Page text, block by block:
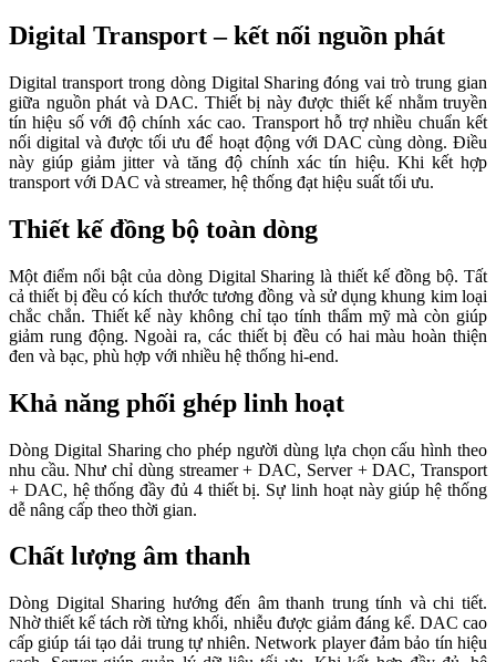
Digital Transport – kết nối nguồn phát
Digital transport trong dòng Digital Sharing đóng vai trò trung gian
giữa nguồn phát và DAC. Thiết bị này được thiết kế nhằm truyền
tín hiệu số với độ chính xác cao. Transport hỗ trợ nhiều chuẩn kết
nối digital và được tối ưu để hoạt động với DAC cùng dòng. Điều
này giúp giảm jitter và tăng độ chính xác tín hiệu. Khi kết hợp
transport với DAC và streamer, hệ thống đạt hiệu suất tối ưu.
Thiết kế đồng bộ toàn dòng
Một điểm nổi bật của dòng Digital Sharing là thiết kế đồng bộ. Tất
cả thiết bị đều có kích thước tương đồng và sử dụng khung kim loại
chắc chắn. Thiết kế này không chỉ tạo tính thẩm mỹ mà còn giúp
giảm rung động. Ngoài ra, các thiết bị đều có hai màu hoàn thiện
đen và bạc, phù hợp với nhiều hệ thống hi-end.
Khả năng phối ghép linh hoạt
Dòng Digital Sharing cho phép người dùng lựa chọn cấu hình theo
nhu cầu. Như chỉ dùng streamer + DAC, Server + DAC, Transport
+ DAC, hệ thống đầy đủ 4 thiết bị. Sự linh hoạt này giúp hệ thống
dễ nâng cấp theo thời gian.
Chất lượng âm thanh
Dòng Digital Sharing hướng đến âm thanh trung tính và chi tiết.
Nhờ thiết kế tách rời từng khối, nhiễu được giảm đáng kể. DAC cao
cấp giúp tái tạo dải trung tự nhiên. Network player đảm bảo tín hiệu